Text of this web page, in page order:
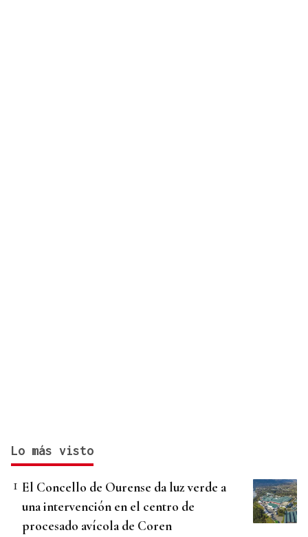
Lo más visto
El Concello de Ourense da luz verde a
una intervención en el centro de
procesado avícola de Coren